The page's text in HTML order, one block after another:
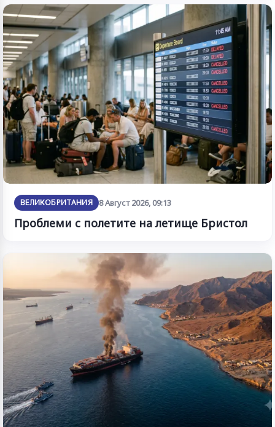
ВЕЛИКОБРИТАНИЯ 8 Август 2026, 09:13
Проблеми с полетите на летище Бристол